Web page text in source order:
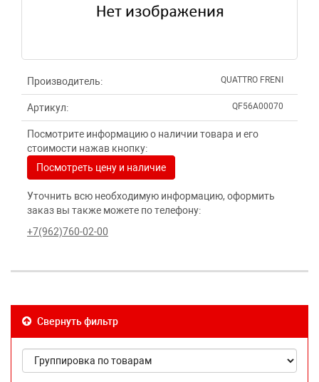
Производитель: QUATTRO FRENI
Артикул: QF56A00070
Посмотрите информацию о наличии товара и его
стоимости нажав кнопку:
Посмотреть цену и наличие
Уточнить всю необходимую информацию, оформить
заказ вы также можете по телефону:
+7(962)760-02-00
Свернуть фильтр